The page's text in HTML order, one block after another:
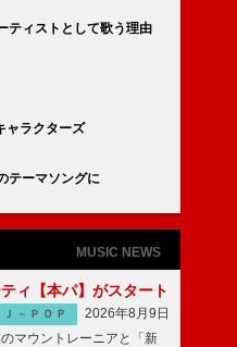
ティストとして歌う理由
ャラクターズ
テーマソングに
MUSIC NEWS
ィ【本パ】がスタート
Ｊ－ＰＯＰ
2026年8月9日
マウントレーニアと「新